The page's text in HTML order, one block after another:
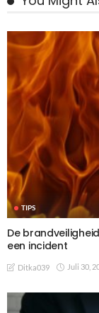
TIPS
De
een incident
Ditka039 Juli 30,